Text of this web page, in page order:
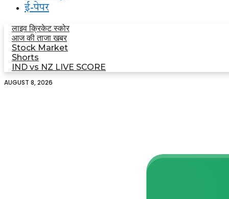
ई-पेपर
लाइव क्रिकेट स्कोर
आज की ताजा खबर
Stock Market
Shorts
IND vs NZ LIVE SCORE
AUGUST 8, 2026